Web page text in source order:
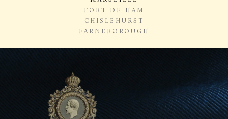
FORT DE HAM
CHISLEHURST
FARNEBOROUGH